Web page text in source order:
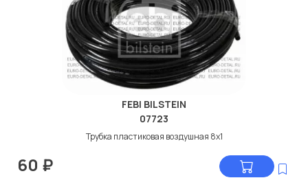
FEBI BILSTEIN
07723
Трубка пластиковая воздушная 8x1
60 ₽